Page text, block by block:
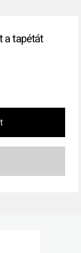
a tapétát